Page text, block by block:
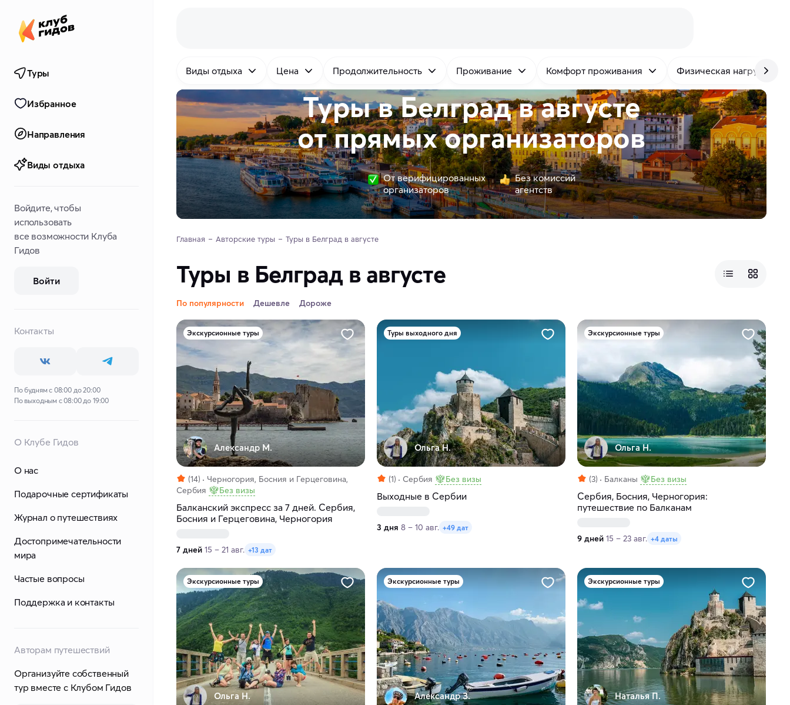
Туры
Избранное
Направления
Виды отдыха
Войдите, чтобы
использовать
все возможности Клуба
Гидов
Войти
Контакты
По будням с 08:00 до 20:00
По выходным с 08:00 до 19:00
О Клубе Гидов
О нас
Подарочные сертификаты
Журнал о путешествиях
Достопримечательности
мира
Частые вопросы
Поддержка и контакты
Авторам путешествий
Организуйте собственный
тур вместе с Клубом Гидов
Виды отдыха Цена Продолжительность Проживание Комфорт проживания Физическая нагрузка
Туры в Белград в августе
отпрямыхорганизаторов
От верифицированных
организаторов
Без комиссий
агентств
Главная Авторские туры Туры в Белград в августе
Туры в Белград в августе
По популярности Дешевле Дороже
Экскурсионные туры
Александр М.
(14)
Черногория, Босния и Герцеговина,
Сербия
Без визы
Балканский экспресс за 7 дней. Сербия,
Босния и Герцеговина, Черногория
7 дней 15 – 21 авг. +13 дат
Туры выходного дня
Ольга Н.
(1) Сербия Без визы
Выходные в Сербии
3 дня 8 – 10 авг. +49 дат
Экскурсионные туры
Ольга Н.
(3) Балканы Без визы
Сербия, Босния, Черногория:
путешествие по Балканам
9 дней 15 – 23 авг. +4 даты
Экскурсионные туры
Ольга Н.
Экскурсионные туры
Александр З.
Экскурсионные туры
Наталья П.